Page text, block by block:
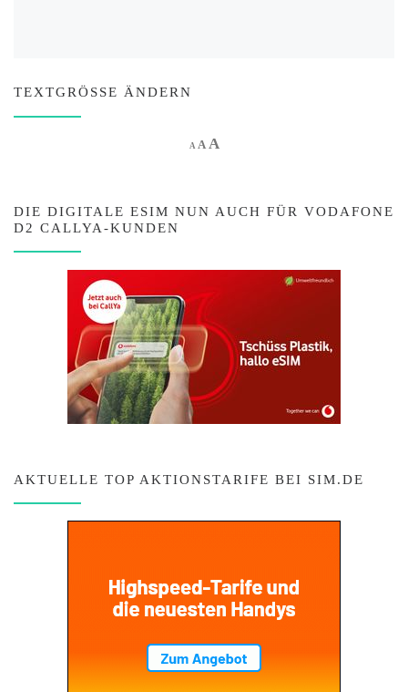
TEXTGRÖSSE ÄNDERN
A Decrease font size.
AReset font size.
AIncrease font size.
DIE DIGITALE ESIM NUN AUCH FÜR VODAFONE
D2 CALLYA-KUNDEN
AKTUELLE TOP AKTIONSTARIFE BEI SIM.DE